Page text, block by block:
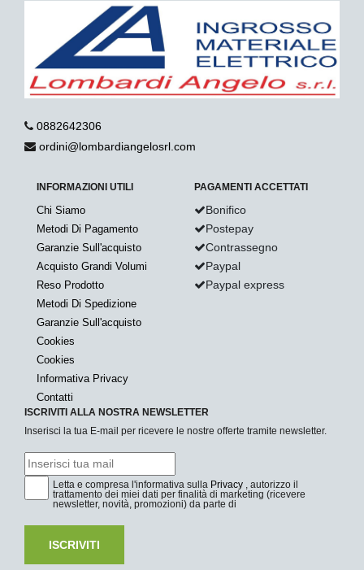
0882642306
ordini@lombardiangelosrl.com
INFORMAZIONI UTILI
Chi Siamo
Metodi Di Pagamento
Garanzie Sull'acquisto
Acquisto Grandi Volumi
Reso Prodotto
Metodi Di Spedizione
Garanzie Sull'acquisto
Cookies
Cookies
Informativa Privacy
Contatti
PAGAMENTI ACCETTATI
Bonifico
Postepay
Contrassegno
Paypal
Paypal express
ISCRIVITI ALLA NOSTRA NEWSLETTER
Inserisci la tua E-mail per ricevere le nostre offerte tramite newsletter.
Letta e compresa l'informativa sulla Privacy , autorizzo il
trattamento dei miei dati per finalità di marketing (ricevere
newsletter, novità, promozioni) da parte di
ISCRIVITI